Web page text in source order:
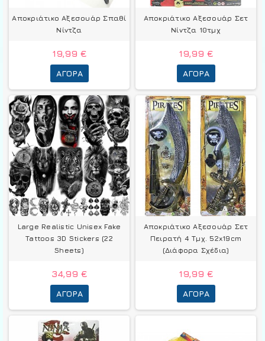
Αποκριάτικο Αξεσουάρ Σπαθί
Νίντζα
19,99 €
ΑΓΟΡΆ
Αποκριάτικο Αξεσουάρ Σετ
Νίντζα 10τμχ
19,99 €
ΑΓΟΡΆ
Large Realistic Unisex Fake
Tattoos 3D Stickers (22
Sheets)
34,99 €
ΑΓΟΡΆ
Αποκριάτικο Αξεσουάρ Σετ
Πειρατή 4 Τμχ. 52x19cm
(Διάφορα Σχέδια)
19,99 €
ΑΓΟΡΆ